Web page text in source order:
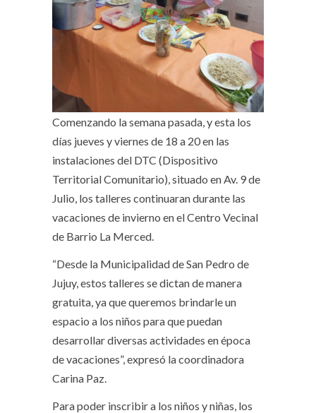
Comenzando la semana pasada, y esta los
días jueves y viernes de 18 a 20 en las
instalaciones del DTC (Dispositivo
Territorial Comunitario), situado en Av. 9 de
Julio, los talleres continuaran durante las
vacaciones de invierno en el Centro Vecinal
de Barrio La Merced.
“Desde la Municipalidad de San Pedro de
Jujuy, estos talleres se dictan de manera
gratuita, ya que queremos brindarle un
espacio a los niños para que puedan
desarrollar diversas actividades en época
de vacaciones”, expresó la coordinadora
Carina Paz.
Para poder inscribir a los niños y niñas, los